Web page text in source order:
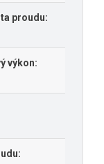
proudu:
výkon: